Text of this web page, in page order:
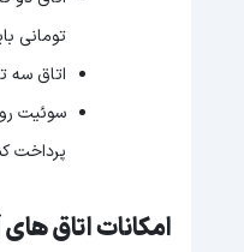
تومانی
اتاق سه تخته
سوئیت
پرداخت
امکانات اتاق